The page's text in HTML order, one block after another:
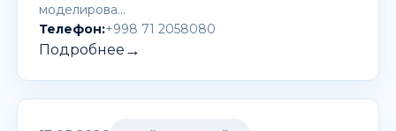
моделирова…
Телефон:+998 71 2058080
Подробнее →